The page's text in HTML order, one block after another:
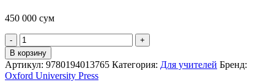
450 000 сум
Quantity
В корзину
Артикул: 9780194013765 Категория: Для учителей Бренд:
Oxford University Press